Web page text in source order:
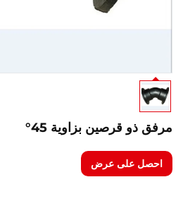
مرفق ذو قرصين بزاوية 45°
احصل على عرض